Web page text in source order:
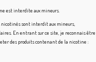
est interdite aux mineurs.
nicotinés sont interdit aux mineurs,
En entrant sur ce site, je reconnais
des produits contenant de la nicotine :